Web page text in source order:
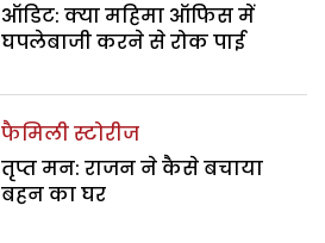
ऑडिट: क्या महिमा ऑफिस में
घपलेबाजी करने से रोक पाई
फैमिली स्टोरीज
तृप्त मन: राजन ने कैसे बचाया
बहन का घर